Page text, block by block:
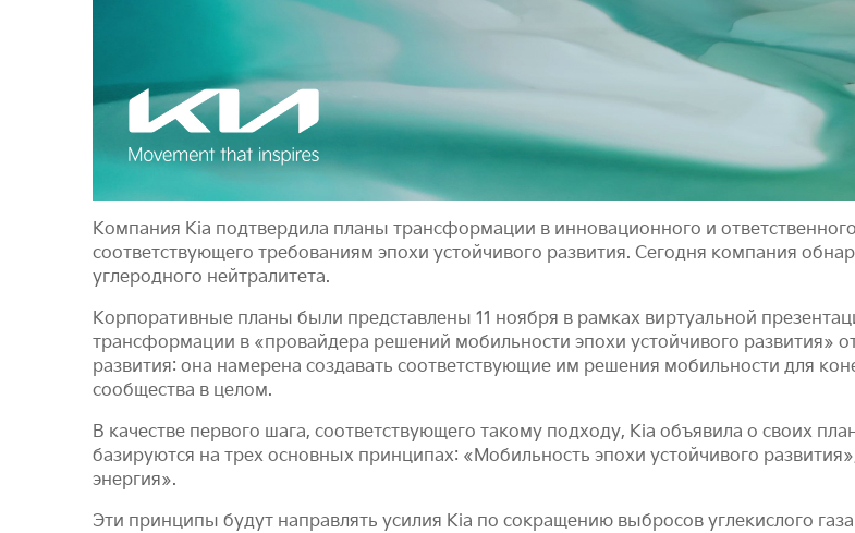
Компания Kia подтвердила планы трансформации в инновационного и
соответствующего требованиям эпохи устойчивого развития. Сегодня компания
углеродного нейтралитета.
Корпоративные планы были представлены 11 ноября в рамках виртуальной
трансформации в «провайдера решений мобильности эпохи устойчивого развития»
развития: она намерена создавать соответствующие им решения мобильности для
сообщества в целом.
В качестве первого шага, соответствующего такому подходу, Kia объявила о своих
базируются на трех основных принципах: «Мобильность эпохи устойчивого
энергия».
Эти принципы будут направлять усилия Kia по сокращению выбросов углекислого